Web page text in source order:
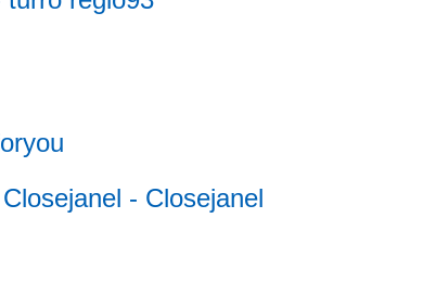
- Closejanel